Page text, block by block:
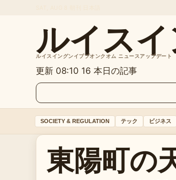
ルイス
ルイスイングンイププオンクオム ニュースアップデート
更新 08:10 16 本日の記事
SOCIETY & REGULATION テック ビジネス
東陽町の